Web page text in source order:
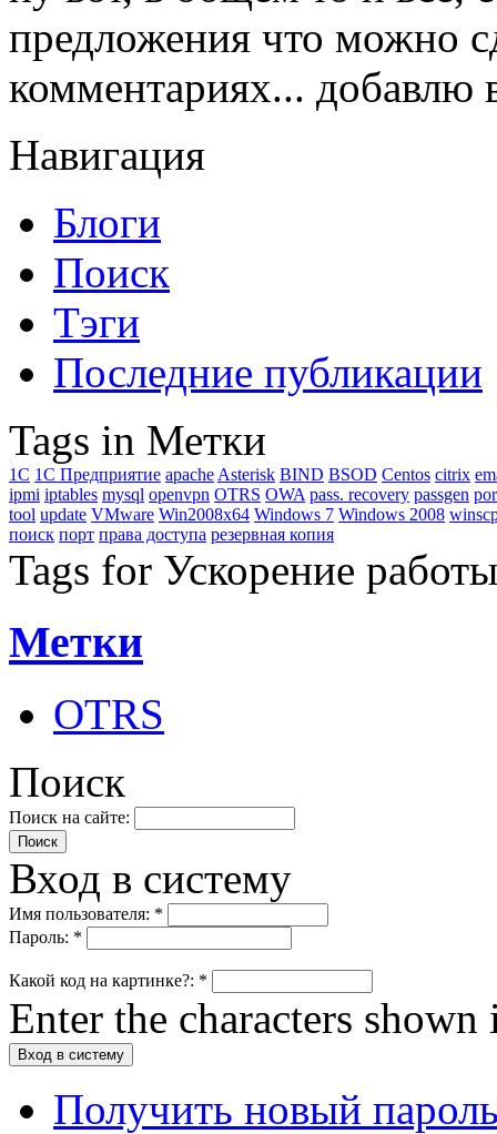
предложения что можно
комментариях... добавлю
Навигация
Блоги
Поиск
Тэги
Последние публикации
Tags in Метки
1C 1С Предприятие apache Asterisk BIND BSOD Centos citrix
ipmi iptables mysql openvpn OTRS OWA pass. recovery passgen
tool update VMware Win2008x64 Windows 7 Windows 2008
поиск порт права доступа резервная копия
Tags for Ускорение
Метки
OTRS
Поиск
Поиск на сайте:
Вход в систему
Имя пользователя: *
Пароль: *
Какой код на картинке?: *
Enter the characters shown
Получить новый